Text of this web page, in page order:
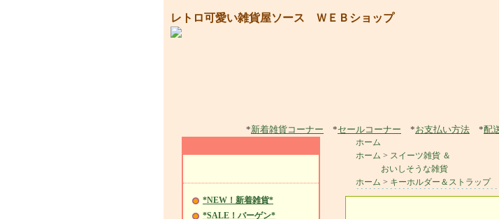
レトロ可愛い雑貨屋ソース ＷＥＢショップ
*新着雑貨コーナー *セールコーナー *お支払い方法 *配
*NEW！新着雑貨*
*SALE！バーゲン*
ホーム
ホーム > スイーツ雑貨 ＆
おいしそうな雑貨
ホーム > キーホルダー＆ストラップ